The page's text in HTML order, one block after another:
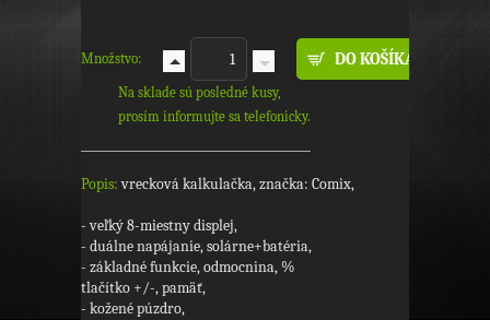
Množstvo:
Na sklade sú posledné kusy,
prosím informujte sa telefonicky.
Popis:vrecková kalkulačka, značka: Comix,
- veľký 8-miestny displej,
- duálne napájanie, solárne+batéria,
- základné funkcie, odmocnina, %
tlačítko +/-, pamäť,
- kožené púzdro,